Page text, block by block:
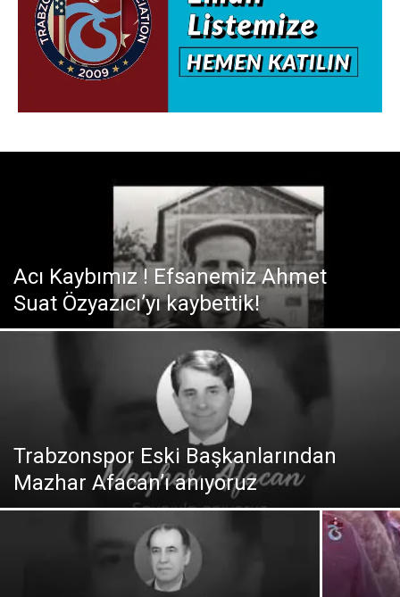
Acı Kaybımız ! Efsanemiz Ahmet
Suat Özyazıcı’yı kaybettik!
Trabzonspor Eski Başkanlarından
Mazhar Afacan’ı anıyoruz